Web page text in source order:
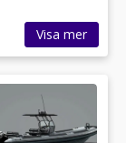
Visa mer